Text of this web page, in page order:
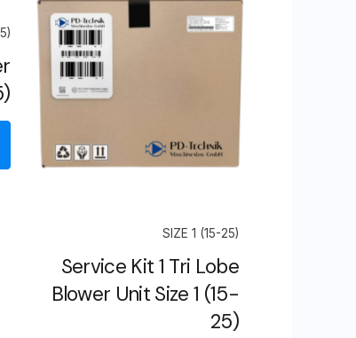
SIZE 1 (15-25)
Service Kit 1 Tri Lobe
Blower Unit Size 1 (15-
25)